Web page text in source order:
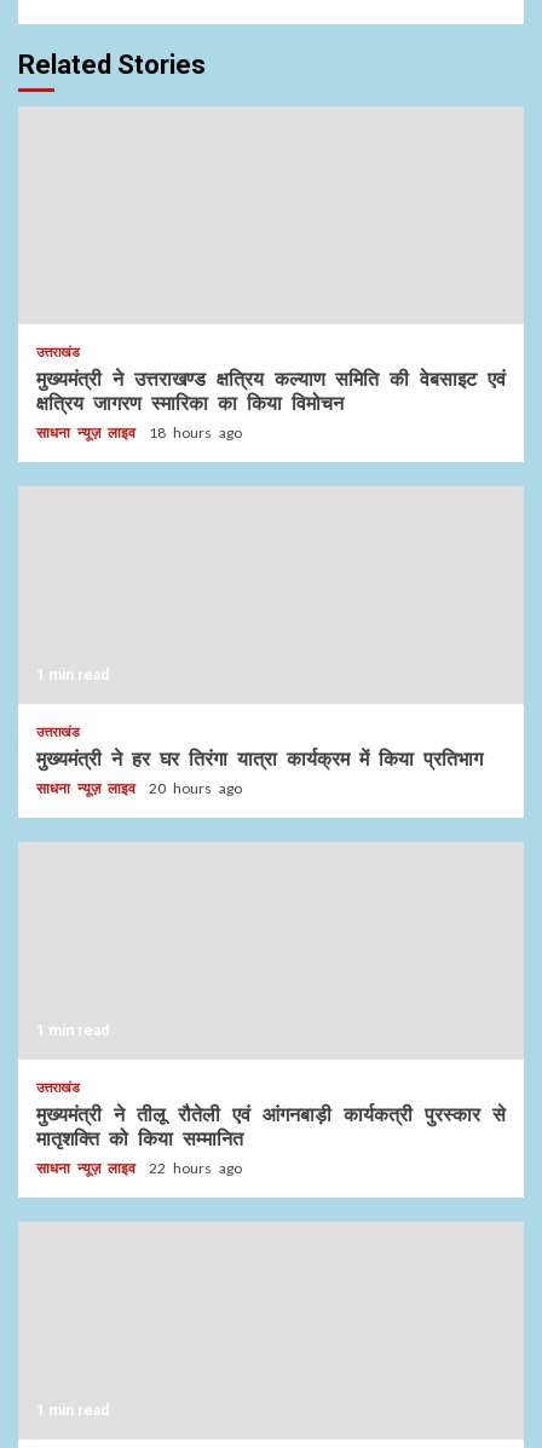
Related Stories
उत्तराखंड
मुख्यमंत्री ने उत्तराखण्ड क्षत्रिय कल्याण समिति की वेबसाइट एवं
क्षत्रिय जागरण स्मारिका का किया विमोचन
साधना न्यूज़ लाइव 18 hours ago
1 min read
उत्तराखंड
मुख्यमंत्री ने हर घर तिरंगा यात्रा कार्यक्रम में किया प्रतिभाग
साधना न्यूज़ लाइव 20 hours ago
1 min read
उत्तराखंड
मुख्यमंत्री ने तीलू रौतेली एवं आंगनबाड़ी कार्यकत्री पुरस्कार से
मातृशक्ति को किया सम्मानित
साधना न्यूज़ लाइव 22 hours ago
1 min read